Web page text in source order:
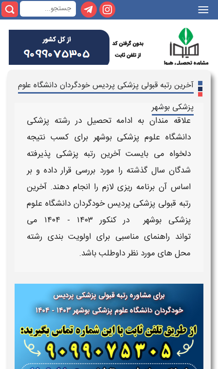
|||
آخرین رتبه قبولی پزشکی پردیس خودگردان دانشگاه علوم
پزشکی بوشهر
علاقه مندان به ادامه تحصیل در رشته پزشکی
دانشگاه علوم پزشکی بوشهر برای کسب نتیجه
دلخواه می بایستآخرین رتبه پزشکی پذیرفته
شدگان سال گذشته را مورد بررسی قرار داده و بر
اساس آن برنامه ریزی لازم را انجام دهند. آخرین
رتبه قبولی پزشکی پردیس خودگرداندانشگاه علوم
پزشکی بوشهر​ در کنکور ۱۴۰۳ - ۱۴۰۴
​ می
تواند راهنمای مناسبی برای اولویت بندی رشته
محل های مورد نظر داوطلب باشد.
برای مشاوره رتبه قبولی پزشکیپردیس
خودگرداندانشگاه علوم پزشکیبوشهر ۱۴۰۳ - ۱۴۰۴